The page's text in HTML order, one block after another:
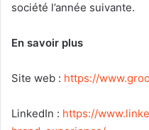
société l’année suivante.
En savoir plus
Site web : https://
LinkedIn : https://